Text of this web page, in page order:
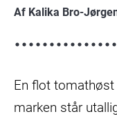
Moyo
komponent,
Af Kalika Bro-
En flot
marken står